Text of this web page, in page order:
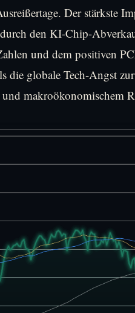
Der stärkste
den KI-Chip-
und dem positiven
die globale Tech-Angst
makroökonomischem